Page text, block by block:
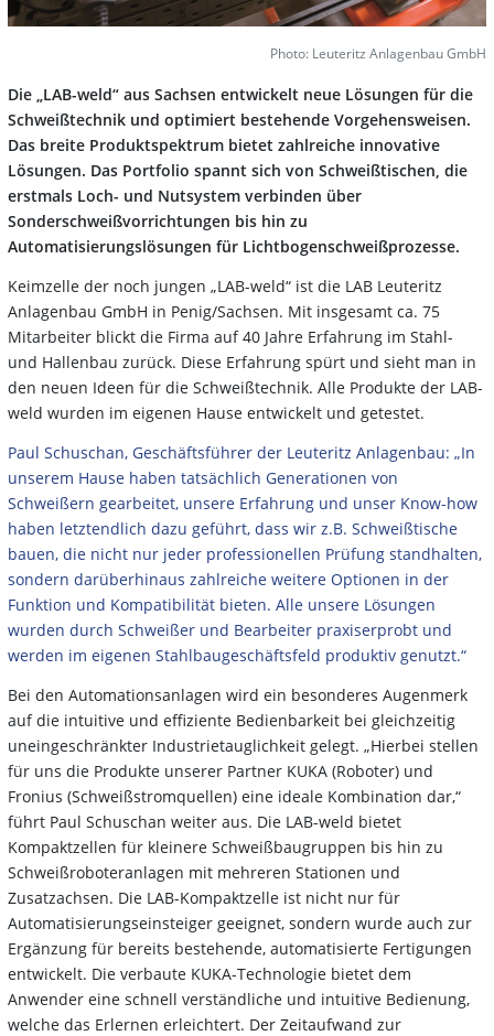
Die „LAB-weld“ aus Sachsen entwickelt neue Lösungen für die
Schweißtechnik und optimiert bestehende Vorgehensweisen.
Das breite Produktspektrum bietet zahlreiche innovative
Lösungen. Das Portfolio spannt sich von Schweißtischen, die
erstmals Loch- und Nutsystem verbinden über
Sonderschweißvorrichtungen bis hin zu
Automatisierungslösungen für Lichtbogenschweißprozesse.
Keimzelle der noch jungen „LAB-weld“ ist die LAB Leuteritz
Anlagenbau GmbH in Penig/Sachsen. Mit insgesamt ca. 75
Mitarbeiter blickt die Firma auf 40 Jahre Erfahrung im Stahl-
und Hallenbau zurück. Diese Erfahrung spürt und sieht man in
den neuen Ideen für die Schweißtechnik. Alle Produkte der LAB-
weld wurden im eigenen Hause entwickelt und getestet.
Paul Schuschan, Geschäftsführer der Leuteritz Anlagenbau: „In
unserem Hause haben tatsächlich Generationen von
Schweißern gearbeitet, unsere Erfahrung und unser Know-how
haben letztendlich dazu geführt, dass wir z.B. Schweißtische
bauen, die nicht nur jeder professionellen Prüfung standhalten,
sondern darüberhinaus zahlreiche weitere Optionen in der
Funktion und Kompatibilität bieten. Alle unsere Lösungen
wurden durch Schweißer und Bearbeiter praxiserprobt und
werden im eigenen Stahlbaugeschäftsfeld produktiv genutzt.“
Bei den Automationsanlagen wird ein besonderes Augenmerk
auf die intuitive und effiziente Bedienbarkeit bei gleichzeitig
uneingeschränkter Industrietauglichkeit gelegt. „Hierbei stellen
für uns die Produkte unserer Partner KUKA (Roboter) und
Fronius (Schweißstromquellen) eine ideale Kombination dar,“
führt Paul Schuschan weiter aus. Die LAB-weld bietet
Kompaktzellen für kleinere Schweißbaugruppen bis hin zu
Schweißroboteranlagen mit mehreren Stationen und
Zusatzachsen. Die LAB-Kompaktzelle ist nicht nur für
Automatisierungseinsteiger geeignet, sondern wurde auch zur
Ergänzung für bereits bestehende, automatisierte Fertigungen
entwickelt. Die verbaute KUKA-Technologie bietet dem
Anwender eine schnell verständliche und intuitive Bedienung,
welche das Erlernen erleichtert. Der Zeitaufwand zur
Photo: Leuteritz Anlagenbau GmbH